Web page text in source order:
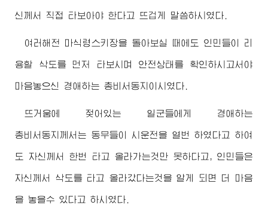
신께서 직접 타보아야 한다고 뜨겁게 말씀하시였다.
여러해전 마식령스키장을 돌아보실 때에도 인민들이 리
용할 삭도를 먼저 타보시며 안전상태를 확인하시고서야
마음놓으신 경애하는 총비서동지 이시였다.
뜨거움에 젖어있는 일군들에게 경애하는
총비서동지께서 는 동무들이 시운전을 열번 하였다고 하여
도 자신께서 한번 타고 올라가는것만 못하다고, 인민들은
자신께서 삭도를 타고 올라갔다는것을 알게 되면 더 마음
을 놓을수 있다고 하시였다.